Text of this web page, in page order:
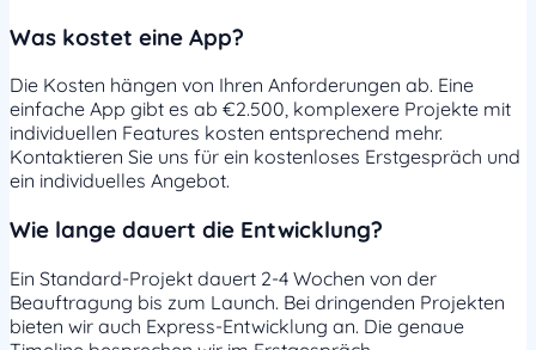
Was kostet eine App?
Die Kosten hängen von Ihren Anforderungen ab. Eine
einfache App gibt es ab €2.500, komplexere Projekte mit
individuellen Features kosten entsprechend mehr.
Kontaktieren Sie uns für ein kostenloses Erstgespräch und
ein individuelles Angebot.
Wie lange dauert die Entwicklung?
Ein Standard-Projekt dauert 2-4 Wochen von der
Beauftragung bis zum Launch. Bei dringenden Projekten
bieten wir auch Express-Entwicklung an. Die genaue